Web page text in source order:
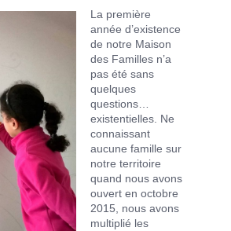
La première
année d’existence
de notre Maison
des Familles n’a
pas été sans
quelques
questions…
existentielles. Ne
connaissant
aucune famille sur
notre territoire
quand nous avons
ouvert en octobre
2015, nous avons
multiplié les